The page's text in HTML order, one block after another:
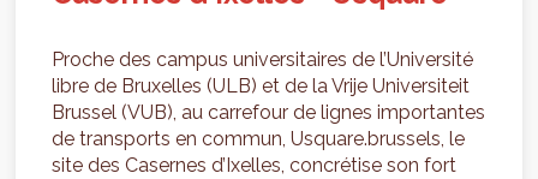
Proche des campus universitaires de l’Université
libre de Bruxelles (ULB) et de la Vrije Universiteit
Brussel (VUB), au carrefour de lignes importantes
de transports en commun, Usquare.brussels, le
site des Casernes d’Ixelles, concrétise son fort